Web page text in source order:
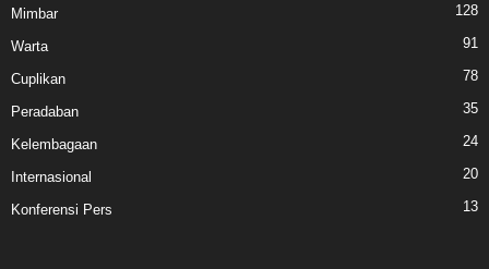
Mimbar 128
Warta 91
Cuplikan 78
Peradaban 35
Kelembagaan 24
Internasional 20
Konferensi Pers 13